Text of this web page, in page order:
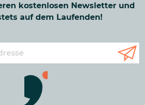
kostenlosen Newsletter und
auf dem Laufenden!